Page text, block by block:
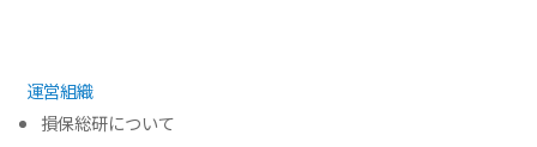
運営組織
損保総研について